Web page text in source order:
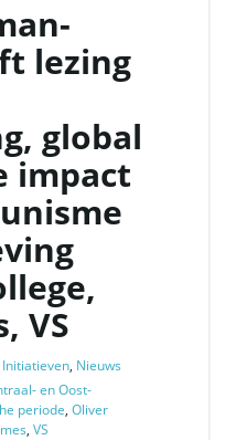
lezing
global
impact
VS
Initiatieven, Nieuws
en Oost-
periode, Oliver
, VS